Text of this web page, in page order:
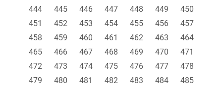
444
445 446 447 448 449
450
451
452 453 454 455 456
457
458
459 460 461 462 463
464
465
466 467 468 469 470
471
472
473 474 475 476 477
478
479
480 481 482 483 484
485